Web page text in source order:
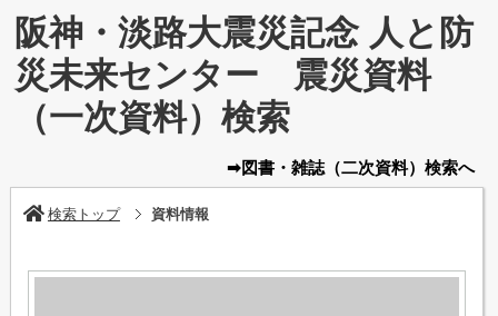
阪神・淡路大震災記念 人と防
災未来センター 震災資料
（一次資料）検索
➡図書・雑誌（二次資料） 検索へ
検索トップ 資料情報